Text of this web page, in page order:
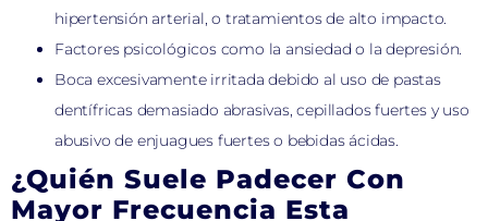
hipertensión arterial, o tratamientos de alto impacto.
Factores psicológicos como la ansiedad o la depresión.
Boca excesivamente irritada debido al uso de pastas
dentífricas demasiado abrasivas, cepillados fuertes y uso
abusivo de enjuagues fuertes o bebidas ácidas.
¿Quién Suele Padecer Con
Mayor Frecuencia Esta